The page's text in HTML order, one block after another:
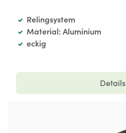
Relingsystem
Material: Aluminium
eckig
Details